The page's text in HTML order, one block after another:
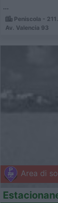
...
Peniscola -
Av. Valencia 93
Area di